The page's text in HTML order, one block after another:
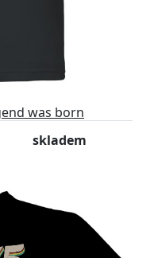
was born
skladem